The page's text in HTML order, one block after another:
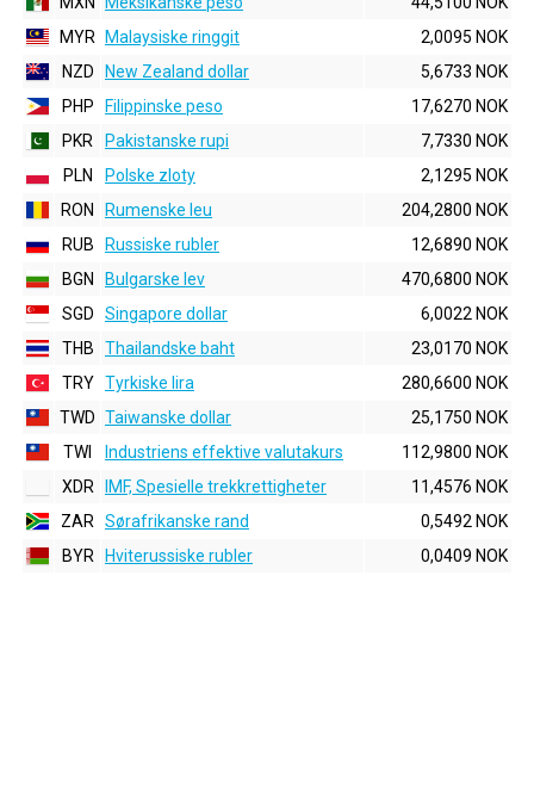
MYR
Malaysiske ringgit
2,0095 NOK
NZD
New Zealand dollar
5,6733 NOK
PHP
Filippinske peso
17,6270 NOK
PKR
Pakistanske rupi
7,7330 NOK
PLN
Polske zloty
2,1295 NOK
RON
Rumenske leu
204,2800 NOK
RUB
Russiske rubler
12,6890 NOK
BGN
Bulgarske lev
470,6800 NOK
SGD
Singapore dollar
6,0022 NOK
THB
Thailandske baht
23,0170 NOK
TRY Tyrkiske lira
280,6600 NOK
TWD Taiwanske dollar
25,1750 NOK
TWI
Industriens effektive valutakurs
112,9800 NOK
XDR
IMF, Spesielle trekkrettigheter
11,4576 NOK
ZAR
Sørafrikanske rand
0,5492 NOK
BYR
Hviterussiske rubler 0,0409 NOK